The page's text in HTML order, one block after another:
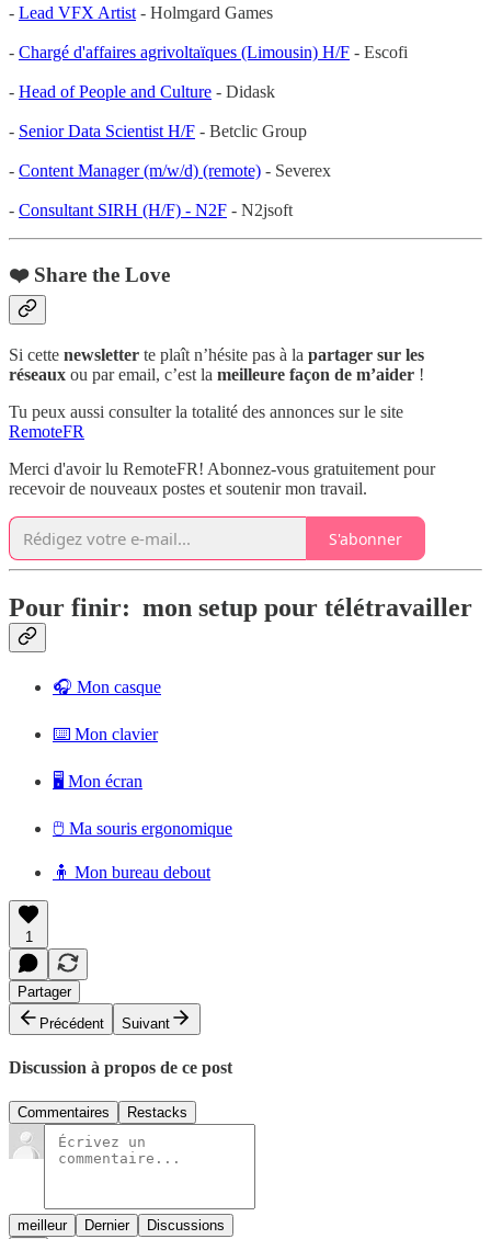
- Lead VFX Artist - Holmgard Games
- Chargé d'affaires agrivoltaïques (Limousin) H/F - Escofi
- Head of People and Culture - Didask
- Senior Data Scientist H/F - Betclic Group
- Content Manager (m/w/d) (remote) - Severex
- Consultant SIRH (H/F) - N2F - N2jsoft
❤️ Share the Love
Si cette newsletter te plaît n’hésite pas à la partager sur les
réseaux ou par email, c’est la meilleure façon de m’aider !
Tu peux aussi consulter la totalité des annonces sur le site
RemoteFR
Merci d'avoir lu RemoteFR! Abonnez-vous gratuitement pour
recevoir de nouveaux postes et soutenir mon travail.
S'abonner
Pour finir: mon setup pour télétravailler
🎧 Mon casque
⌨️ Mon clavier
🖥️ Mon écran
🖱️ Ma souris ergonomique
🧍 Mon bureau debout
1
Partager
Précédent
Suivant
Discussion à propos de ce post
Commentaires Restacks
meilleur Dernier Discussions